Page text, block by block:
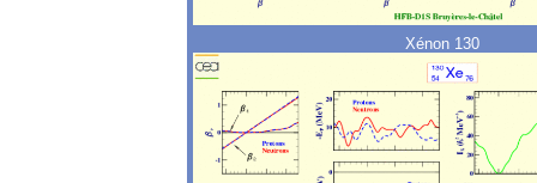
Xénon 130